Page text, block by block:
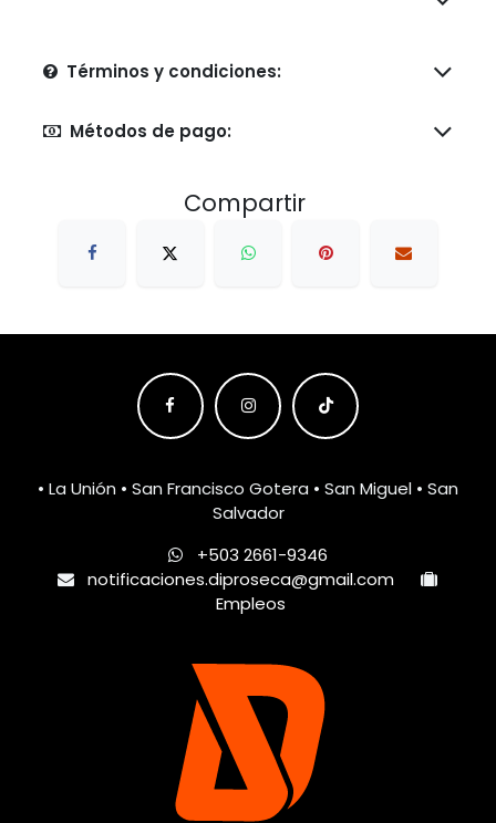
Términos y condiciones:
Métodos de pago:
Compartir
• La Unión • San Francisco Gotera • San Miguel • San
Salvador
+503 2661-9346
notificaciones.diproseca@gmail.com
Empleos